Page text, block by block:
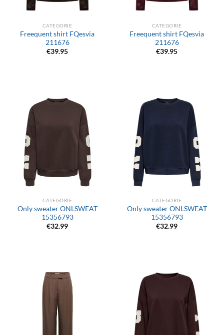
CATEGORIE
Freequent shirt FQesvia
211676
€39.95
CATEGORIE
Freequent shirt FQesvia
211676
€39.95
CATEGORIE
Only sweater ONLSWEAT
15356793
€32.99
CATEGORIE
Only sweater ONLSWEAT
15356793
€32.99